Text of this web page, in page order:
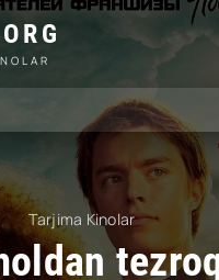
Tarjima Kinolar